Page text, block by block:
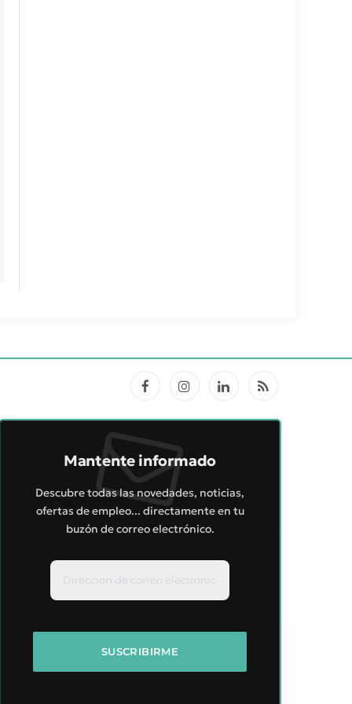
FacebookInstagramLinkedInRSS
Mantente informado
Descubre todas las novedades, noticias,
ofertas de empleo... directamente en tu
buzón de correo electrónico.